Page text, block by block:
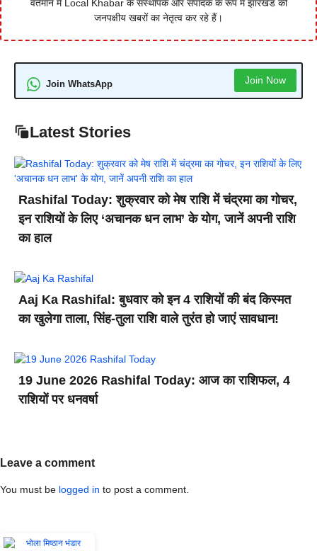
वर्तमान में Local Khabar के संस्थापक और संपादक के रूप में झारखंड की
जनपक्षीय खबरों का नेतृत्व कर रहे हैं।
Join WhatsApp Join Now
Latest Stories
Rashifal Today: शुक्रवार को मेष राशि में चंद्रमा का गोचर,
इन राशियों के लिए ‘अचानक धन लाभ’ के योग, जानें अपनी राशि
का हाल
Aaj Ka Rashifal: बुधवार को इन 4 राशियों की बंद किस्मत
का खुलेगा ताला, सिंह-तुला राशि वाले तुरंत हो जाएं सावधान!
19 June 2026 Rashifal Today: आज का राशिफल, 4
राशियों पर धनवर्षा
Leave a comment
You must be logged in to post a comment.